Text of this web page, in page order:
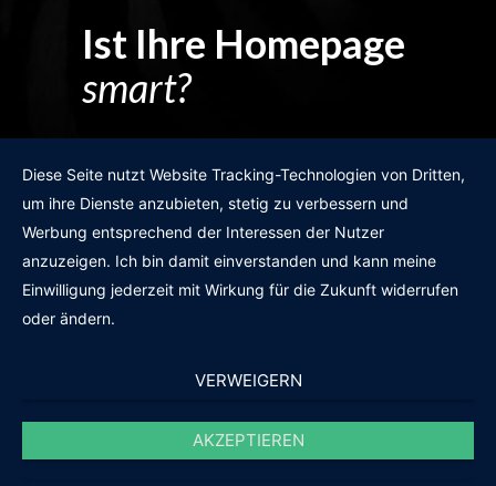
Ist Ihre Homepage
smart?
GRATIS WEBSITE-CHECK
des19n.at|iwant@des19n.at
Diese Seite nutzt Website Tracking-Technologien von Dritten,
um ihre Dienste anzubieten, stetig zu verbessern und
Werbung entsprechend der Interessen der Nutzer
anzuzeigen. Ich bin damit einverstanden und kann meine
Einwilligung jederzeit mit Wirkung für die Zukunft widerrufen
oder ändern.
VERWEIGERN
AKZEPTIEREN